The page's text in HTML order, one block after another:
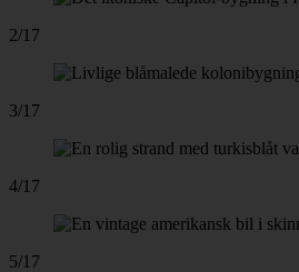
2/17
3/17
4/17
5/17